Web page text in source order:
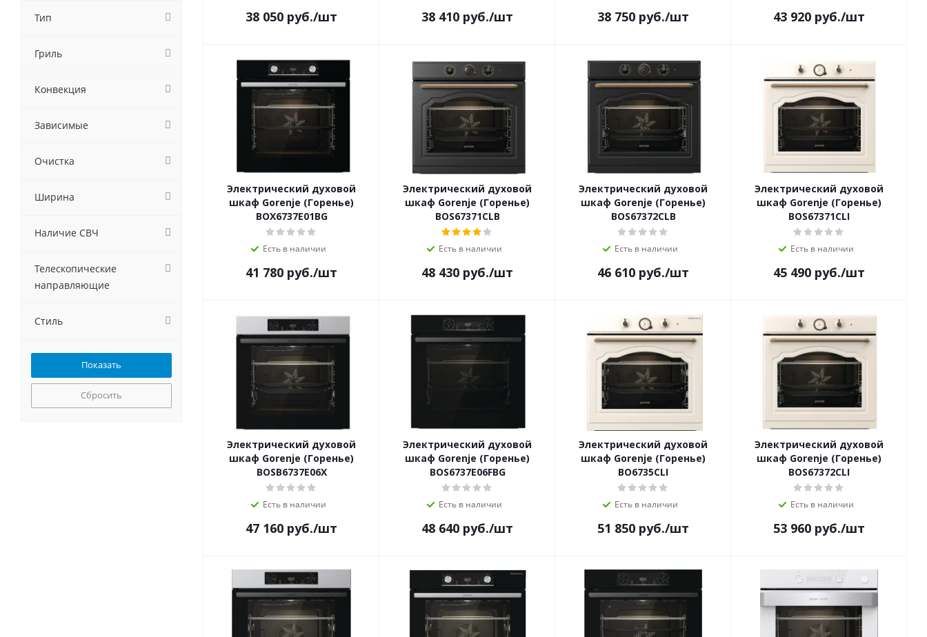
38 050 руб./шт 38 410 руб./шт 38 750 руб./шт 43 920 руб./шт
Электрический духовой
шкаф Gorenje (Горенье)
BOX6737E01BG
Есть в наличии
41 780 руб./шт
Электрический духовой
шкаф Gorenje (Горенье)
BOS67371CLB
Есть в наличии
48 430 руб./шт
Электрический духовой
шкаф Gorenje (Горенье)
BOS67372CLB
Есть в наличии
46 610 руб./шт
Электрический духовой
шкаф Gorenje (Горенье)
BOS67371CLI
Есть в наличии
45 490 руб./шт
Электрический духовой
шкаф Gorenje (Горенье)
BOSB6737E06X
Есть в наличии
47 160 руб./шт
Электрический духовой
шкаф Gorenje (Горенье)
BOS6737E06FBG
Есть в наличии
48 640 руб./шт
Электрический духовой
шкаф Gorenje (Горенье)
BO6735CLI
Есть в наличии
51 850 руб./шт
Электрический духовой
шкаф Gorenje (Горенье)
BOS67372CLI
Есть в наличии
53 960 руб./шт
Fulgor-Milano
Ginzzu
GRAUDE
IGNIS
Jackys
KANZLER
Korting
Kuchenchef
Kuppersbusch
Lex
LuxDorf
Тип
Гриль
Конвекция
Зависимые
Очистка
Ширина
Наличие СВЧ
Телескопические
направляющие
Стиль
Сбросить